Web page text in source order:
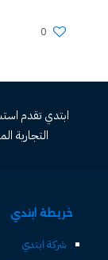
0
ابتدي تقدم
التجارية
خريطة ابتدي
شركة ابتدي